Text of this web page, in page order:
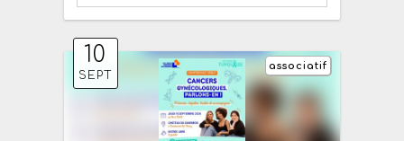
10
SEPT
associatif